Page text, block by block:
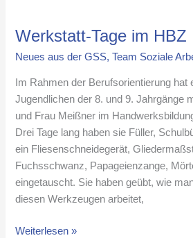
Werkstatt-Tage im HBZ
Neues aus der GSS,Team Soziale
Im Rahmen der Berufsorientierung hat
Jugendlichen der 8. und 9. Jahrgänge
und Frau Meißner im
Drei Tage lang haben sie Füller,
ein Fliesenschneidegerät,
Fuchsschwanz, Papageienzange,
eingetauscht. Sie haben geübt, wie
diesen Werkzeugen arbeitet,
im
HBZ
Weiterlesen »